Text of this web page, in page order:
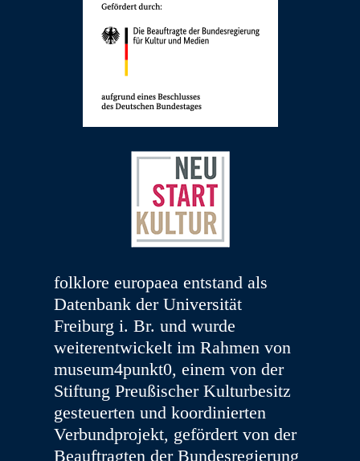
folklore europaea entstand als
Datenbank der Universität
Freiburg i. Br. und wurde
weiterentwickelt im Rahmen von
museum4punkt0, einem von der
Stiftung Preußischer Kulturbesitz
gesteuerten und koordinierten
Verbundprojekt, gefördert von der
Beauftragten der Bundesregierung